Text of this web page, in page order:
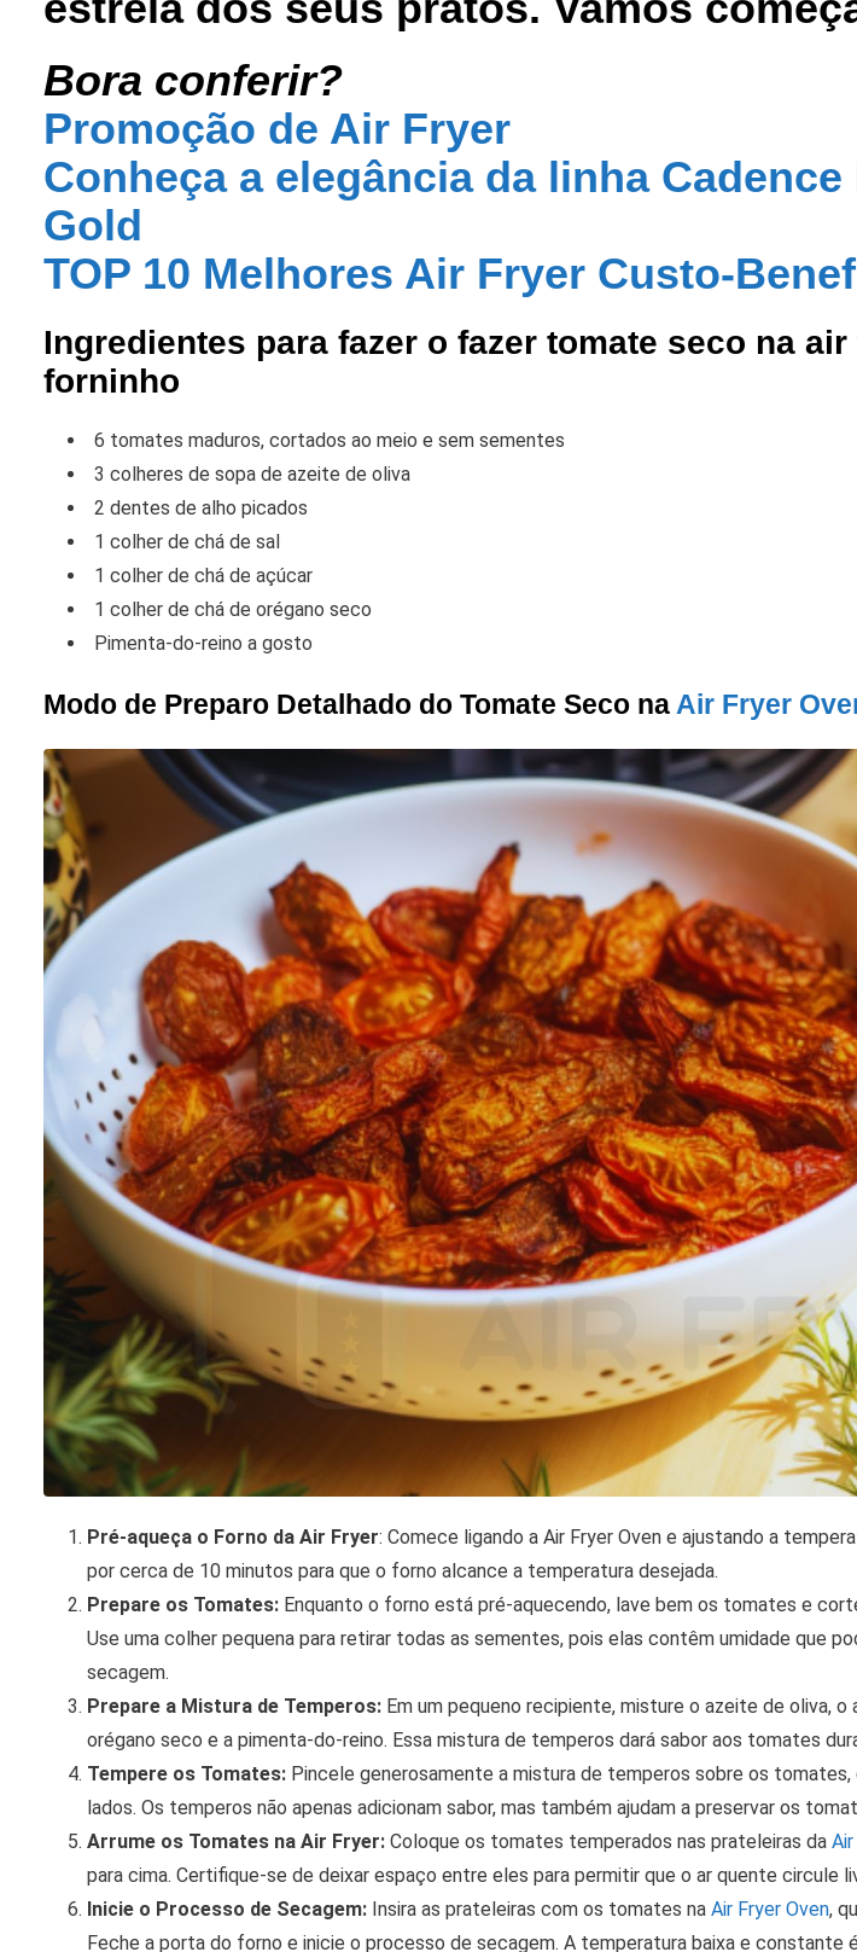
Bora conferir?
Promoção de Air Fryer
Conheça a elegância da linha Cadence
Gold
TOP 10 Melhores Air Fryer Custo-
Ingredientes para fazer o fazer tomate seco na
forninho
6 tomates maduros, cortados ao meio e sem sementes
3 colheres de sopa de azeite de oliva
2 dentes de alho picados
1 colher de chá de sal
1 colher de chá de açúcar
1 colher de chá de orégano seco
Pimenta-do-reino a gosto
Modo de Preparo Detalhado do Tomate Seco na Air Fryer
Pré-aqueça o Forno da Air Fryer: Comece ligando a Air Fryer Oven e ajustando a
por cerca de 10 minutos para que o forno alcance a temperatura desejada.
Prepare os Tomates: Enquanto o forno está pré-aquecendo, lave bem os tomates e
Use uma colher pequena para retirar todas as sementes, pois elas contêm umidade que
secagem.
Prepare a Mistura de Temperos: Em um pequeno recipiente, misture o azeite de oliva, o
orégano seco e a pimenta-do-reino. Essa mistura de temperos dará sabor aos tomates
Tempere os Tomates: Pincele generosamente a mistura de temperos sobre os
lados. Os temperos não apenas adicionam sabor, mas também ajudam a preservar os
Arrume os Tomates na Air Fryer: Coloque os tomates temperados nas prateleiras da
para cima. Certifique-se de deixar espaço entre eles para permitir que o ar quente circule
Inicie o Processo de Secagem: Insira as prateleiras com os tomates na Air Fryer Oven,
Feche a porta do forno e inicie o processo de secagem. A temperatura baixa e constante